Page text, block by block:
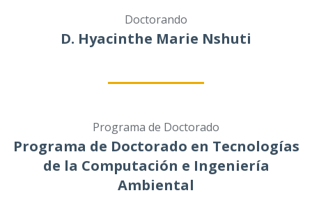
Doctorando
D. Hyacinthe Marie Nshuti
Programa de Doctorado
Programa de Doctorado en Tecnologías
de la Computación e Ingeniería
Ambiental